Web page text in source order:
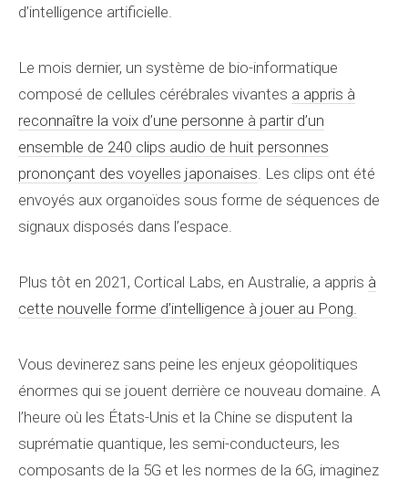
d’intelligence artificielle.
Le mois dernier, un système de bio-informatique
composé de cellules cérébrales vivantes a appris à
reconnaître la voix d’une personne à partir d’un
ensemble de 240 clips audio de huit personnes
prononçant des voyelles japonaises. Les clips ont été
envoyés aux organoïdes sous forme de séquences de
signaux disposés dans l’espace.
Plus tôt en 2021, Cortical Labs, en Australie, a appris à
cette nouvelle forme d’intelligence à jouer au Pong.
Vous devinerez sans peine les enjeux géopolitiques
énormes qui se jouent derrière ce nouveau domaine. A
l’heure où les États-Unis et la Chine se disputent la
suprématie quantique, les semi-conducteurs, les
composants de la 5G et les normes de la 6G, imaginez